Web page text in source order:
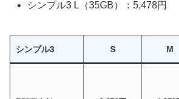
シンプル3 L（35GB）：5,478円
シンプル3 S M